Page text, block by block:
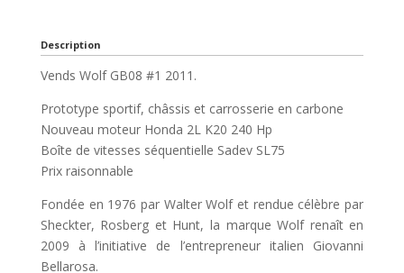
Description
Vends Wolf GB08 #1 2011.
Prototype sportif, châssis et carrosserie en carbone
Nouveau moteur Honda 2L K20 240 Hp
Boîte de vitesses séquentielle Sadev SL75
Prix raisonnable
Fondée en 1976 par Walter Wolf et rendue célèbre par
Sheckter, Rosberg et Hunt, la marque Wolf renaît en
2009 à l’initiative de l’entrepreneur italien Giovanni
Bellarosa.